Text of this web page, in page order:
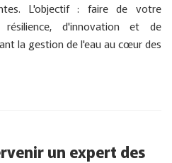
L'objectif : faire de votre
d'innovation et de
la gestion de l'eau au cœur des
un expert des